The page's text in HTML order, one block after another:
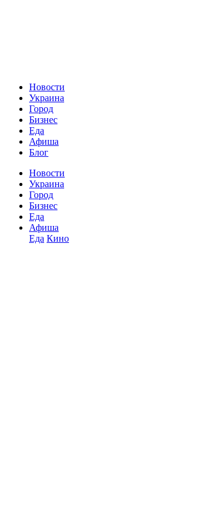
Новости
Украина
Город
Бизнес
Еда
Афиша
Блог
Новости
Украина
Город
Бизнес
Еда
Афиша
Еда Кино